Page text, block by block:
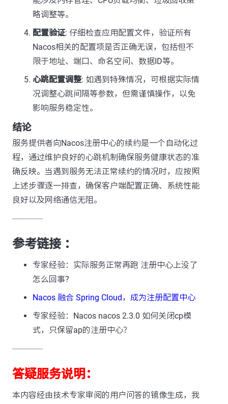
略调整等。
配置验证: 仔细检查应用配置文件，验证所有
Nacos相关的配置项是否正确无误，包括但不
限于地址、端口、命名空间、数据ID等。
心跳配置调整: 如遇到特殊情况，可根据实际情
况调整心跳间隔等参数，但需谨慎操作，以免
影响服务稳定性。
结论
服务提供者向Nacos注册中心的续约是一个自动化过
程，通过维护良好的心跳机制确保服务健康状态的准
确反映。当遇到服务无法正常续约的情况时，应按照
上述步骤逐一排查，确保客户端配置正确、系统性能
良好以及网络通信无阻。
---------------
参考链接 ：
专家经验：实际服务正常再跑 注册中心上没了
怎么回事?
Nacos 融合 Spring Cloud，成为注册配置中心
专家经验：Nacos nacos 2.3.0 如何关闭cp模
式，只保留ap的注册中心？
---------------
答疑服务说明：
本内容经由技术专家审阅的用户问答的镜像生成，我